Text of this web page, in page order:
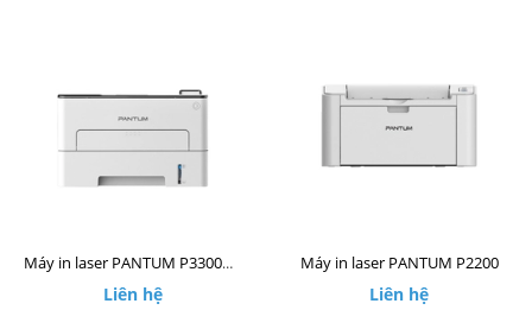
Máy in laser PANTUM P3300DW
Liên hệ
Máy in laser PANTUM P2200
Liên hệ